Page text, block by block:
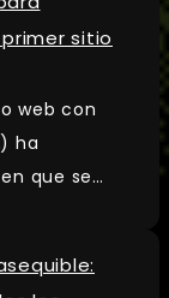
sitio
web con
ha
que se…